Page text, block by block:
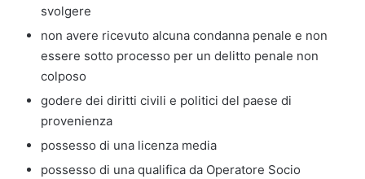
svolgere
non avere ricevuto alcuna condanna penale e non
essere sotto processo per un delitto penale non
colposo
godere dei diritti civili e politici del paese di
provenienza
possesso di una licenza media
possesso di una qualifica da Operatore Socio